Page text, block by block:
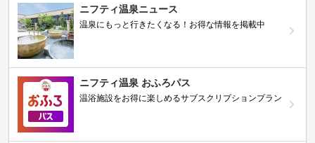
ニフティ温泉ニュース
温泉にもっと行きたくなる！お得な情報を掲載中
ニフティ温泉 おふろパス
温浴施設をお得に楽しめるサブスクリプションプラン